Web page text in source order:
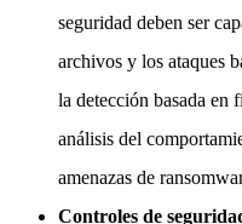
seguridad deben ser
archivos y los ataques
la detección basada en
análisis del
amenazas de
Controles de